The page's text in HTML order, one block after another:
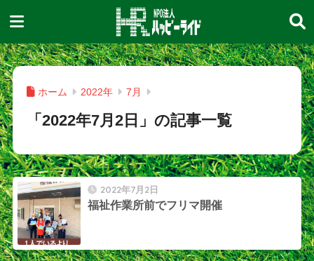
ホーム 2022年 7月
「2022年7月2日」の記事一覧
2022年7月2日
福祉作業所前でフリマ開催